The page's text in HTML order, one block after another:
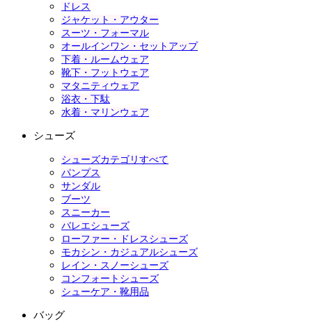
ドレス
ジャケット・アウター
スーツ・フォーマル
オールインワン・セットアップ
下着・ルームウェア
靴下・フットウェア
マタニティウェア
浴衣・下駄
水着・マリンウェア
シューズ
シューズカテゴリすべて
パンプス
サンダル
ブーツ
スニーカー
バレエシューズ
ローファー・ドレスシューズ
モカシン・カジュアルシューズ
レイン・スノーシューズ
コンフォートシューズ
シューケア・靴用品
バッグ